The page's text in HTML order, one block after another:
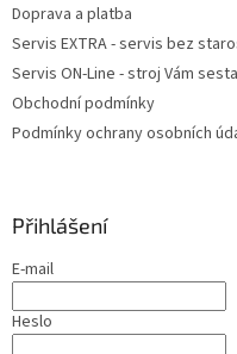
Doprava a platba
Servis EXTRA - servis bez
Servis ON-Line - stroj Vám
Obchodní podmínky
Podmínky ochrany osobních
Přihlášení
E-mail
Heslo